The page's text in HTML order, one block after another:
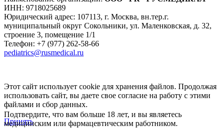
ИНН: 9718025689
Юридический адрес: 107113, г. Москва, вн.тер.г.
муниципальный округ Сокольники, ул. Маленковская, д. 32,
строение 3, помещение 1/1
Телефон: +7 (977) 262-58-66
pediatrics@rusmedical.ru
Этот сайт использует cookie для хранения файлов. Продолжая
использовать сайт, вы даете свое согласие на работу с этими
файлами и сбор данных.
Принять
Подтвердите, что вам больше 18 лет, и вы являетесь
медицинским или фармацевтическим работником.